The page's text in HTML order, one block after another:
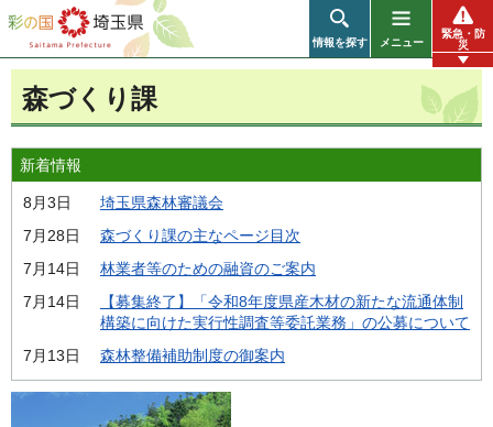
彩の国 埼玉県
情報を探す メニュー
緊急・防
災
森づくり課
新着情報
8月3日
埼玉県森林審議会
7月28日
森づくり課の主なページ目次
7月14日
林業者等のための融資のご案内
7月14日
【募集終了】「令和8年度県産木材の新たな流通体制
構築に向けた実行性調査等委託業務」の公募について
7月13日
森林整備補助制度の御案内